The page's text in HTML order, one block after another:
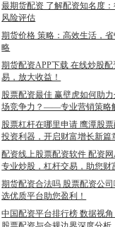
最期货配资 了解配资知名度
风险评估
期货价格 策略：高效生活，
略
期货配资APP下载 在线炒股
易，放大收益！
股票配资最佳 赢壁虎如何助
场竞争力？——专业营销策略
股票杠杆在哪里申请 鹰潭股
投资利器，开启财富增长新篇
配资线上股票配资软件 配资
专业炒股，杠杆交易，助您财
期货配资合法吗 股票配资公
选优质平台助您盈利！
中国配资平台排行榜 数据视